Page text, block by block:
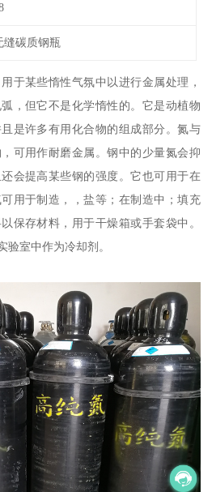
缝碳质钢瓶
于某些惰性气氛中以进行金属处理，
，但它不是化学惰性的。它是动植物
是许多有用化合物的组成部分。氮与
可用作耐磨金属。钢中的少量氮会抑
会提高某些钢的强度。它也可用于在
用于制造，，盐等；在制造中；填充
保存材料，用于干燥箱或手套袋中。
验室中作为冷却剂。